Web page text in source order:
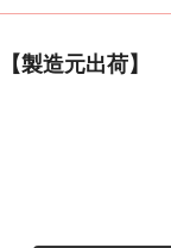
製造元出荷】